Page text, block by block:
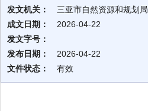
发文机关：
三亚市自然资源和规划局
成文日期：
2026-04-22
发文字号：
发布日期：
2026-04-22
文件状态：
有效